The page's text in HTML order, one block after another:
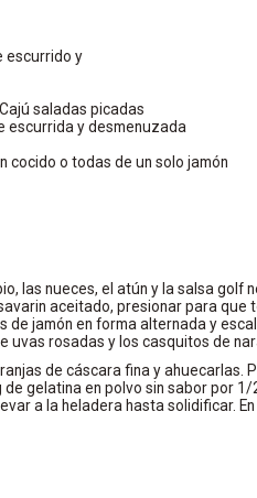
escurrido y
saladas picadas
escurrida y desmenuzada
cocido o todas de un solo jamón
las nueces, el atún y la salsa golf
aceitado, presionar para que
jamón en forma alternada y
uvas rosadas y los casquitos de
de cáscara fina y ahuecarlas.
gelatina en polvo sin sabor por
a la heladera hasta solidificar.